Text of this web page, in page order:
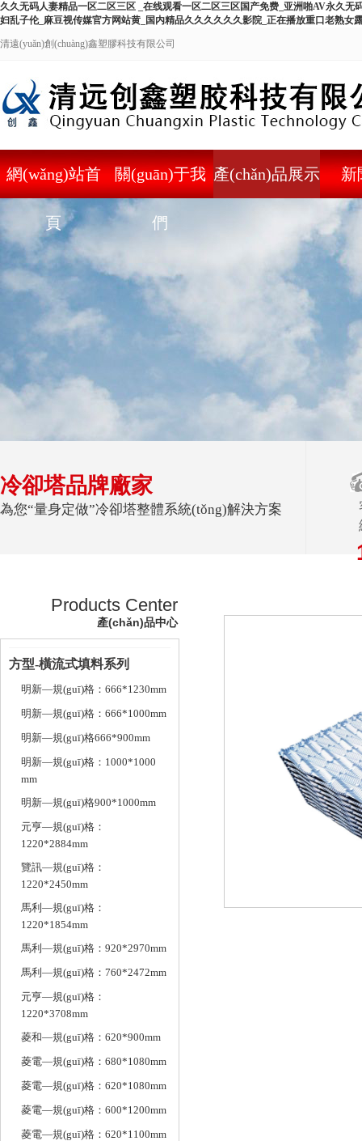
久久无码人妻精品一区二区三区 _在线观看一区二区三区国产免费_亚洲啪AV永久
妇乱子伦_麻豆视传媒官方网站黄_国内精品久久久久久久影院_正在播放重口老熟女
清遠(yuǎn)創(chuàng)鑫塑膠科技有限公司
網(wǎng)站首
頁
關(guān)于我
們
產(chǎn)品展示 新
冷卻塔品牌廠家
為您“量身定做”冷卻塔整體系統(tǒng)解決方案
Products Center
產(chǎn)品中心
方型-橫流式填料系列
明新—規(guī)格：666*1230mm
明新—規(guī)格：666*1000mm
明新—規(guī)格666*900mm
明新—規(guī)格：1000*1000
mm
明新—規(guī)格900*1000mm
元亨—規(guī)格：
1220*2884mm
覽訊—規(guī)格：
1220*2450mm
馬利—規(guī)格：
1220*1854mm
馬利—規(guī)格：920*2970mm
馬利—規(guī)格：760*2472mm
元亨—規(guī)格：
1220*3708mm
菱和—規(guī)格：620*900mm
菱電—規(guī)格：680*1080mm
菱電—規(guī)格：620*1080mm
菱電—規(guī)格：600*1200mm
菱電—規(guī)格：620*1100mm